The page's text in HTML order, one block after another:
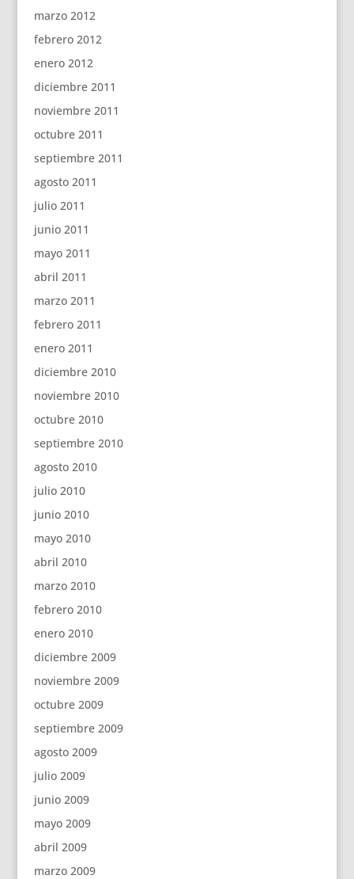
marzo 2012
febrero 2012
enero 2012
diciembre 2011
noviembre 2011
octubre 2011
septiembre 2011
agosto 2011
julio 2011
junio 2011
mayo 2011
abril 2011
marzo 2011
febrero 2011
enero 2011
diciembre 2010
noviembre 2010
octubre 2010
septiembre 2010
agosto 2010
julio 2010
junio 2010
mayo 2010
abril 2010
marzo 2010
febrero 2010
enero 2010
diciembre 2009
noviembre 2009
octubre 2009
septiembre 2009
agosto 2009
julio 2009
junio 2009
mayo 2009
abril 2009
marzo 2009